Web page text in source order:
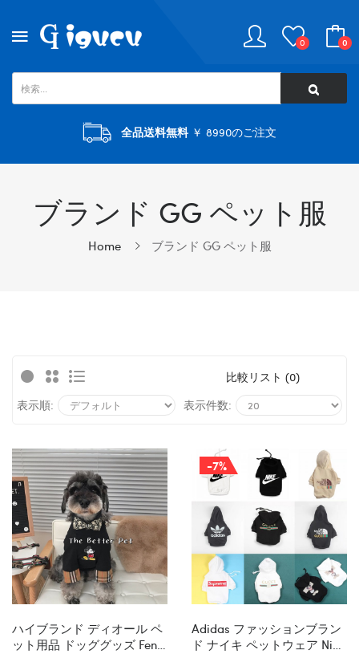
0 0
全品送料無料￥ 8990のご注文
ブランド GG ペット服
Home ブランド GG ペット服
比較リスト (0)
表示順:
表示件数:
ハイブランド ディオール ペ
ット用品 ドッググッズ Fendi
-7%
Adidas ファッションブラン
ド ナイキ ペットウェア Nike